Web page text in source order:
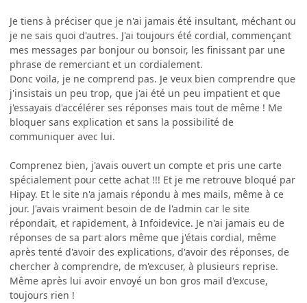
Je tiens à préciser que je n'ai jamais été insultant, méchant ou
je ne sais quoi d'autres. J'ai toujours été cordial, commençant
mes messages par bonjour ou bonsoir, les finissant par une
phrase de remerciant et un cordialement.
Donc voila, je ne comprend pas. Je veux bien comprendre que
j'insistais un peu trop, que j'ai été un peu impatient et que
j'essayais d'accélérer ses réponses mais tout de même ! Me
bloquer sans explication et sans la possibilité de
communiquer avec lui.
Comprenez bien, j'avais ouvert un compte et pris une carte
spécialement pour cette achat !!! Et je me retrouve bloqué par
Hipay. Et le site n'a jamais répondu à mes mails, même à ce
jour. J'avais vraiment besoin de de l'admin car le site
répondait, et rapidement, à Infoidevice. Je n'ai jamais eu de
réponses de sa part alors même que j'étais cordial, même
après tenté d'avoir des explications, d'avoir des réponses, de
chercher à comprendre, de m'excuser, à plusieurs reprise.
Même après lui avoir envoyé un bon gros mail d'excuse,
toujours rien !